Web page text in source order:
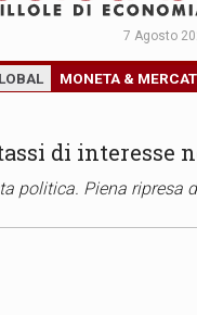
7 Agosto
MONETA &
di interesse
politica. Piena ripresa